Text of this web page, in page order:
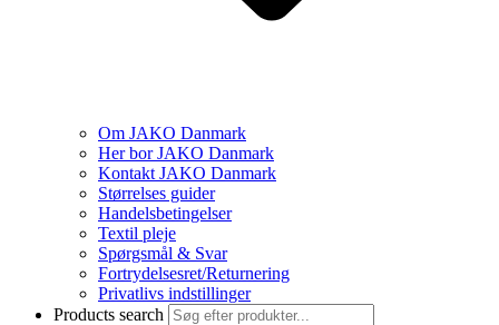
Om JAKO Danmark
Her bor JAKO Danmark
Kontakt JAKO Danmark
Størrelses guider
Handelsbetingelser
Textil pleje
Spørgsmål & Svar
Fortrydelsesret/Returnering
Privatlivs indstillinger
Products search